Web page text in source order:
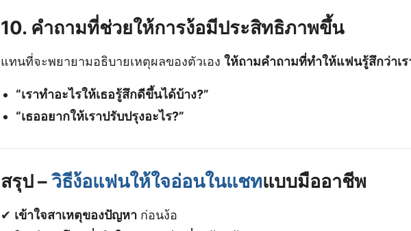
10. คำถามที่ช่วยให้การง้อมีประสิทธิภาพขึ้น
แทนที่จะพยายามอธิบายเหตุผลของตัวเอง ให้ถามคำถามที่ทำให้แฟนรู้สึกว่าเร
“เราทำอะไรให้เธอรู้สึกดีขึ้นได้บ้าง?”
“เธออยากให้เราปรับปรุงอะไร?”
สรุป –วิธีง้อแฟนให้ใจอ่อนในแชทแบบมืออาชีพ
✔ เข้าใจสาเหตุของปัญหา ก่อนง้อ